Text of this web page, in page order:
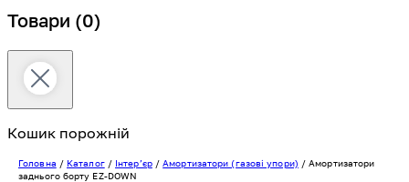
Товари (0)
Кошик порожній
Головна / Каталог/ Інтерʼєр/Амортизатори (газові упори) /Амортизатори
заднього борту EZ-DOWN